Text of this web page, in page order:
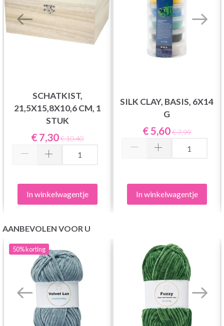
SCHATKIST,
21,5X15,8X10,6 CM, 1
STUK
€ 7,30€ 10,40
In winkelwagentje
SILK CLAY, BASIS, 6X14
G
€ 5,60€ 7,99
In winkelwagentje
AANBEVOLEN VOOR U
50%korting